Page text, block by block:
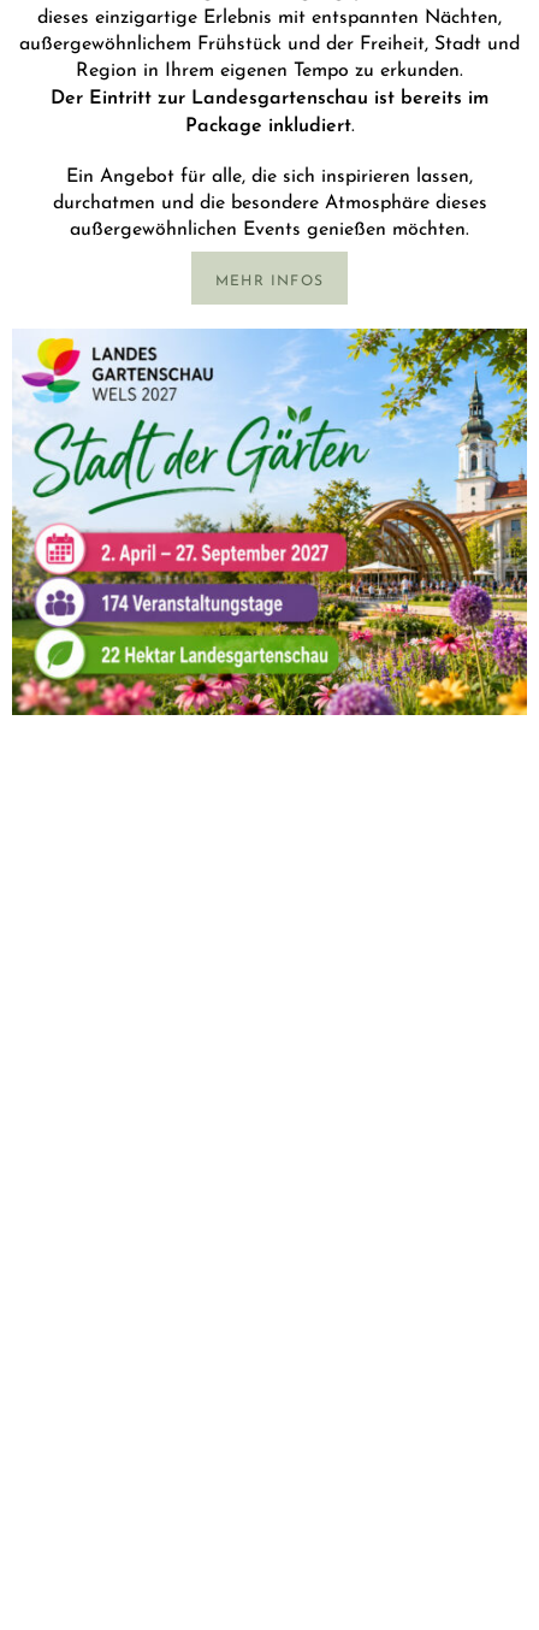
dieses einzigartige Erlebnis mit entspannten Nächten,
außergewöhnlichem Frühstück und der Freiheit, Stadt und
Region in Ihrem eigenen Tempo zu erkunden.
Der Eintritt zur Landesgartenschau ist bereits im
Package inkludiert.
Ein Angebot für alle, die sich inspirieren lassen,
durchatmen und die besondere Atmosphäre dieses
außergewöhnlichen Events genießen möchten.
MEHR INFOS